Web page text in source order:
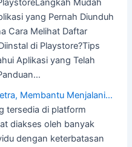
Mudah
yang Pernah Diunduh
Cara Melihat Daftar
di Playstore?Tips
Aplikasi yang Telah
Membantu Menjalani…
tersedia di platform
diakses oleh banyak
dengan keterbatasan